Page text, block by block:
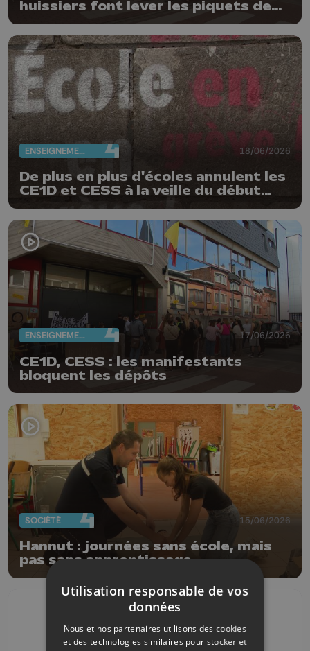
huissiers font lever les piquets de
ENSEIGNEMENT 18/06/2026
De plus en plus d'écoles annulent les
CE1D et CESS à la veille du début
des épreuves
ENSEIGNEMENT 17/06/2026
CE1D, CESS : les manifestants
bloquent les dépôts
SOCIÉTÉ 15/06/2026
Hannut : journées sans école, mais
pas sans apprentissage
Utilisation responsable de vos
données
Nous et nos partenaires utilisons des cookies
et des technologies similaires pour stocker et